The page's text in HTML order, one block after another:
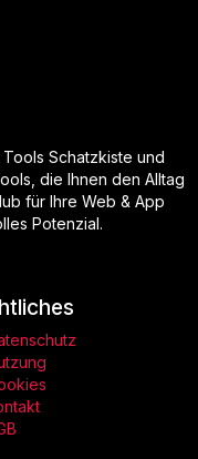
Schatzkiste und
die Ihnen den Alltag
für Ihre Web & App
Potenzial.